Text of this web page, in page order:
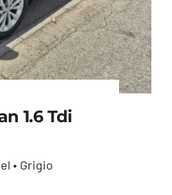
1.6 Tdi
• Grigio